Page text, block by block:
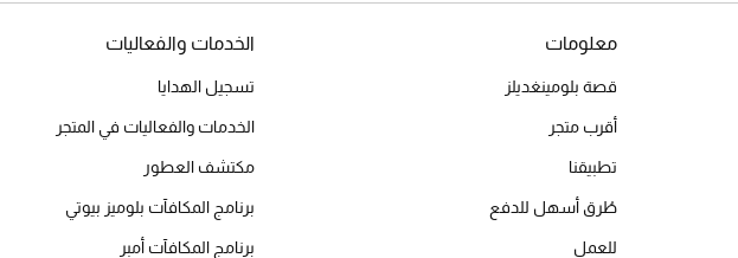
معلومات
قصة بلومينغديلز
أقرب متجر
تطبيقنا
طُرق أسهل للدفع
للعمل
الخدمات والفعاليات
تسجيل الهدايا
الخدمات والفعاليات في المتجر
مكتشف العطور
برنامج المكافآت بلوميز بيوتي
برنامج المكافآت أمبر